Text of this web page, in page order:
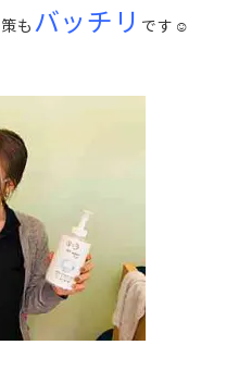
も バッチリ です☺